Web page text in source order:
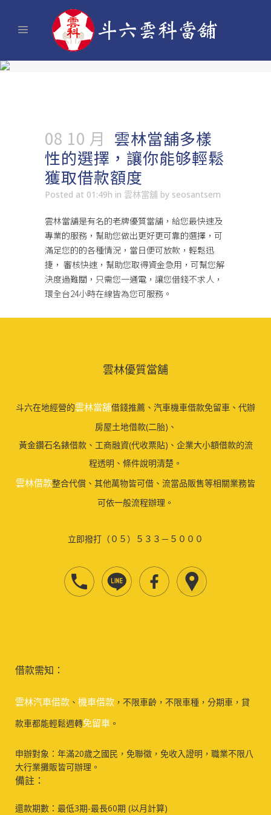
08 10 月 雲林當舖多樣
性的選擇，讓你能够輕鬆
獲取借款額度
Posted at 01:49h in 雲林當舖 by seosantsem
雲林當舖是有名的老牌優質當舖，給您最快速及
專業的服務，幫助您做出更好更可靠的選擇，可
滿足您的的各種情況，當日便可放款，輕鬆迅
捷， 審核快速，幫助您取得資金急用，可幫您解
決度過難關，只需您一通電，讓您借錢不求人，
環全台24小時在線皆為您可服務。
雲林優質當舖
斗六在地經營的雲林當舖借錢推薦、汽車機車借款免留車、代辦
房屋土地借款(二胎)、
黃金鑽石名錶借款、工商融資(代收票貼)、企業大小額借款的流
程透明、條件說明清楚。
雲林借款整合代償、其他萬物皆可借、流當品販售等相關業務皆
可依一般流程辦理。
立即撥打（０５）５３３－５０００
借款需知：
雲林汽車借款 、 機車借款 ，不限車齡，不限車種，分期車，貸
款車都能輕鬆週轉免留車 。
申辦對象：年滿20歲之國民，免聯徵，免收入證明，職業不限八
大行業攤販皆可辦理。
備註：
還款期數：最低3期-最長60期 (以月計算)